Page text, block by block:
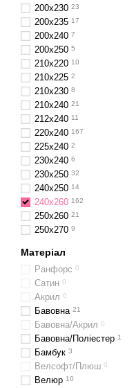
200x230 23
200x235 17
200х240 7
200х250 5
210х220 10
210х225 2
210х230 8
210х240 21
212x240 11
220x240 167
225х240 2
230х240 6
230x250 32
240х250 14
240x260 162
250x260 21
250х270 9
Матеріал
Ранфорс 0
Сатин 0
Акрил 0
Бавовна 21
Бавовна/Акрил 0
Бавовна/Поліестер 1
Бамбук 3
Велсофт/Плюш 0
Велюр 10